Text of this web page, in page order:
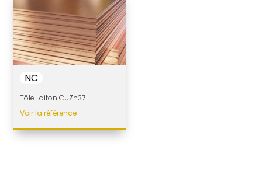
NC
Tôle Laiton CuZn37
Voir la référence